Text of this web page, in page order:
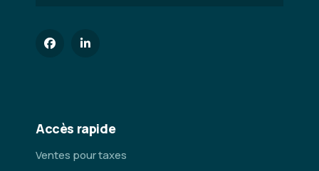
Accès rapide
Ventes pour taxes